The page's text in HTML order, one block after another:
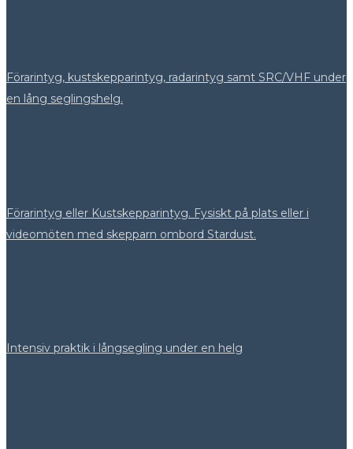
Förarintyg, kustskepparintyg, radarintyg samt SRC/VHF under
en lång seglingshelg.
Förarintyg eller Kustskepparintyg. Fysiskt på plats eller i
videomöten med skepparn ombord Stardust.
Intensiv praktik i långsegling under en helg